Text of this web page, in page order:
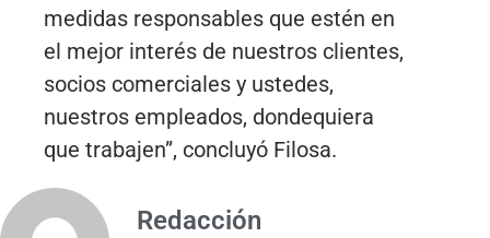
medidas responsables que estén en
el mejor interés de nuestros clientes,
socios comerciales y ustedes,
nuestros empleados, dondequiera
que trabajen”, concluyó Filosa.
Redacción